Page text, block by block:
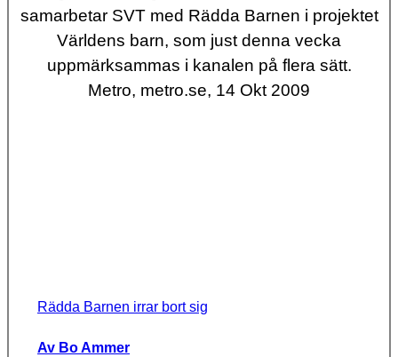
samarbetar SVT med Rädda Barnen i projektet
Världens barn, som just denna vecka
uppmärksammas i kanalen på flera sätt.
Metro, metro.se, 14 Okt 2009
Rädda Barnen irrar bort sig
Av Bo Ammer